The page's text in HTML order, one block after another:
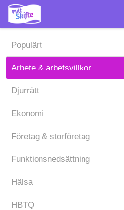
Hoppa
huvudinnehåll
Populärt
Arbete & arbetsvillkor
Djurrätt
Ekonomi
Företag & storföretag
Funktionsnedsättning
Hälsa
HBTQ